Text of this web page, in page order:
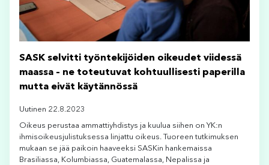
SASK selvitti työntekijöiden oikeudet viidessä
maassa – ne toteutuvat kohtuullisesti paperilla
mutta eivät käytännössä
Uutinen 22.8.2023
Oikeus perustaa ammattiyhdistys ja kuulua siihen on YK:n
ihmisoikeusjulistuksessa linjattu oikeus. Tuoreen tutkimuksen
mukaan se jää paikoin haaveeksi SASKin hankemaissa
Brasiliassa, Kolumbiassa, Guatemalassa, Nepalissa ja